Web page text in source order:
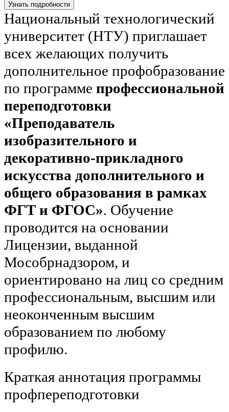
Узнать подробности
Национальный технологический
университет (НТУ) приглашает
всех желающих получить
дополнительное профобразование
по программе профессиональной
переподготовки
«Преподаватель
изобразительного и
декоративно-прикладного
искусства дополнительного и
общего образования в рамках
ФГТ и ФГОС». Обучение
проводится на основании
Лицензии, выданной
Мособрнадзором, и
ориентировано на лиц со средним
профессиональным, высшим или
неоконченным высшим
образованием по любому
профилю.
Краткая аннотация программы
профпереподготовки